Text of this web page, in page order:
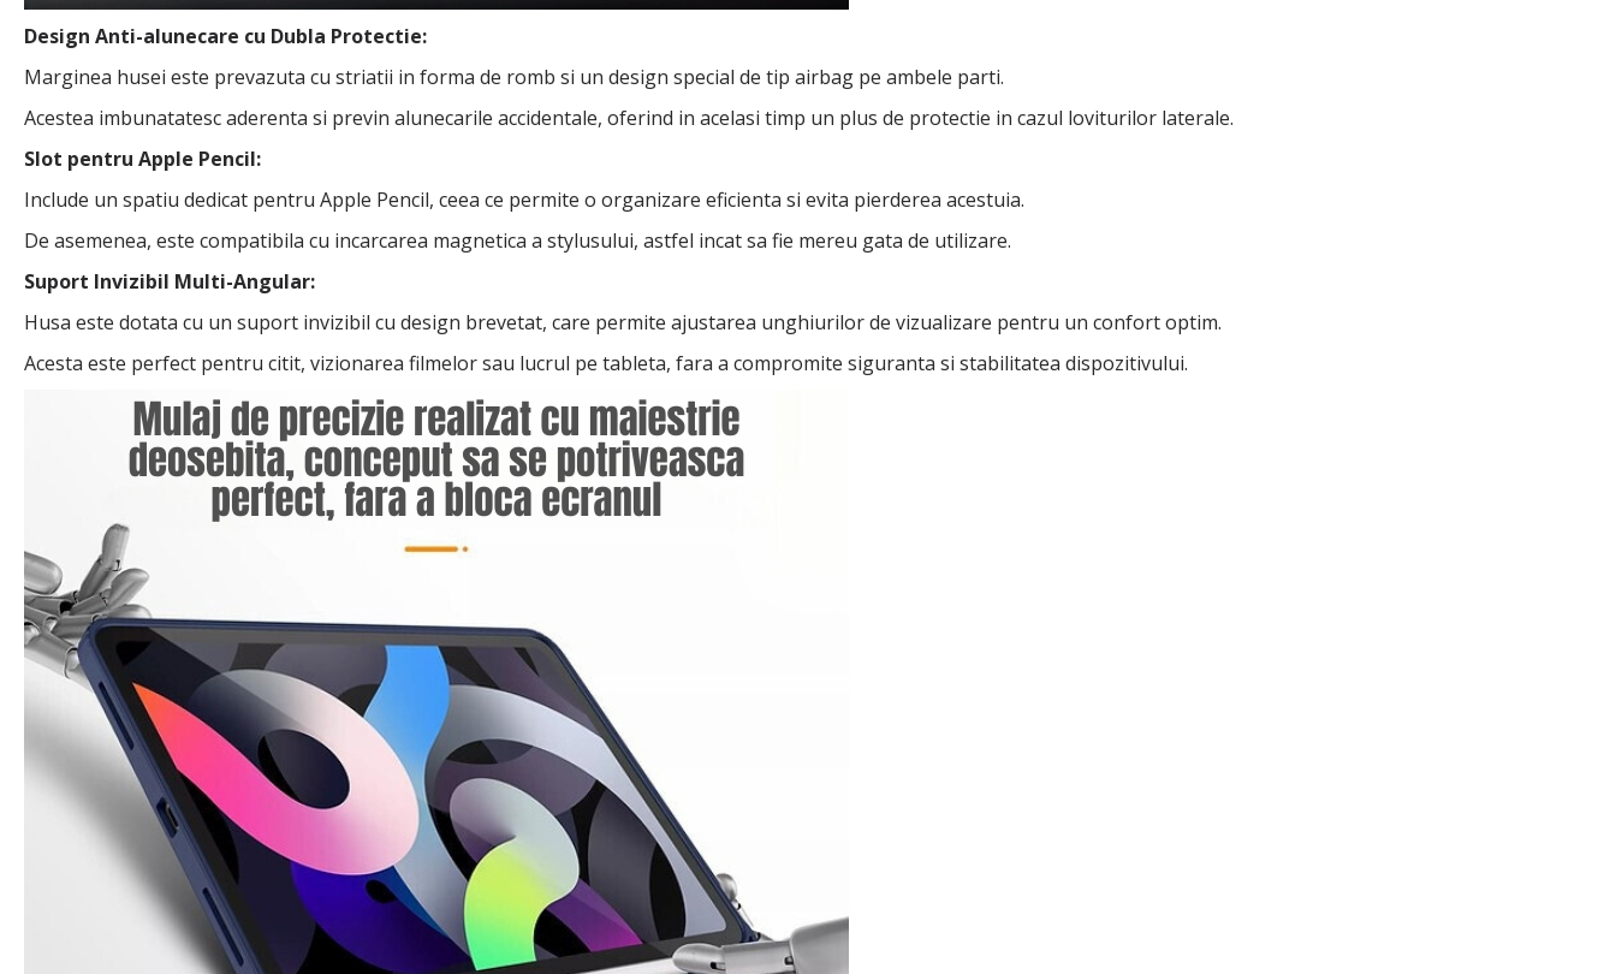
Design Anti-alunecare cu Dubla Protectie:
Marginea husei este prevazuta cu striatii in forma de romb si un design special de tip airbag pe ambele parti.
Acestea imbunatatesc aderenta si previn alunecarile accidentale, oferind in acelasi timp un plus de protectie in cazul loviturilor laterale.
Slot pentru Apple Pencil:
Include un spatiu dedicat pentru Apple Pencil, ceea ce permite o organizare eficienta si evita pierderea acestuia.
De asemenea, este compatibila cu incarcarea magnetica a stylusului, astfel incat sa fie mereu gata de utilizare.
Suport Invizibil Multi-Angular:
Husa este dotata cu un suport invizibil cu design brevetat, care permite ajustarea unghiurilor de vizualizare pentru un confort optim.
Acesta este perfect pentru citit, vizionarea filmelor sau lucrul pe tableta, fara a compromite siguranta si stabilitatea dispozitivului.